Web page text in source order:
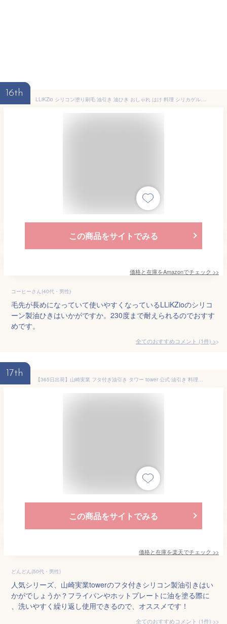
16th
LLiKZio シリコン塗り刷毛 油引き 油ひき おしゃれ はけ 料理 シリカゲル 高温に強いです （230℃）取り外し可能+スタンドアロン設計 PP断熱材の耐熱・防熱 食品レベルのシリカゲル環境に優しい材質（グリーン）
この商品をサイトでみる
価格と在庫をAmazonでチェック >>
コーヒーさん(40代・男性)
毛先が長めになっていて使いやすくなっているLLiKZioのシリコ
ーン製油ひきはいかがですか。230度まで耐えられるのでおすす
めです。
全てのおすすめコメント (1件) >
17th
【365日出荷】山崎実業 フタ付き油引き タワー tower 公式 油引き 料理はけ 刷毛 オイルブラシ シリコン フライパン たこ焼きプレート 調理器具 蓋 ふた 丸洗い キッチン ホワイト ブラック 4354 4355
この商品をサイトでみる
価格と在庫を楽天でチェック >>
どんどん(50代・男性)
人気シリーズ、山崎実業towerのフタ付きシリコン製油引きはい
かがでしょうか？フライパンやホットプレートに油を塗る際に
、洗いやすく繰り返し使用できるので、オススメです！
全てのおすすめコメント (1件) >